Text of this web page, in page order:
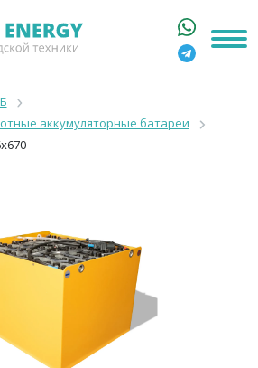
КАТАЛОГ
АРЕНДА АКБ
О КОМПАНИИ
916 316 3333
8 800 550 44 77
аккумуляторные батареи